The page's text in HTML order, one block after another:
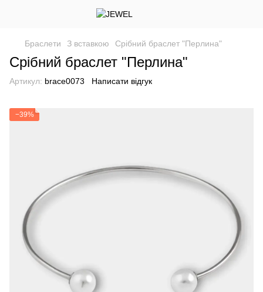
Браслети З вставкою Срібний браслет "Перлина"
Срібний браслет "Перлина"
Артикул: brace0073 Написати відгук
−39%